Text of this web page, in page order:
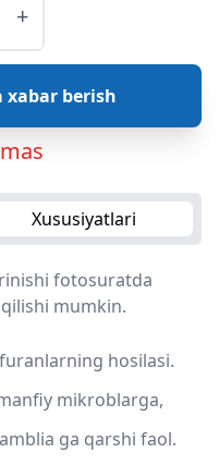
+
berish
Xususiyatlari
fotosuratda
mumkin.
hosilasi.
mikroblarga,
ga qarshi faol.